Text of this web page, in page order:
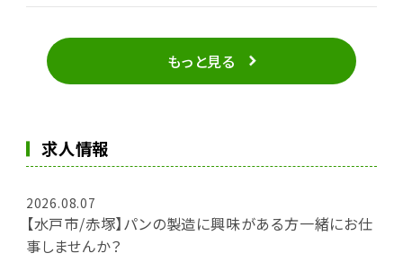
もっと見る
求人情報
2026.08.07
【水戸市/赤塚】パンの製造に興味がある方一緒にお仕
事しませんか？